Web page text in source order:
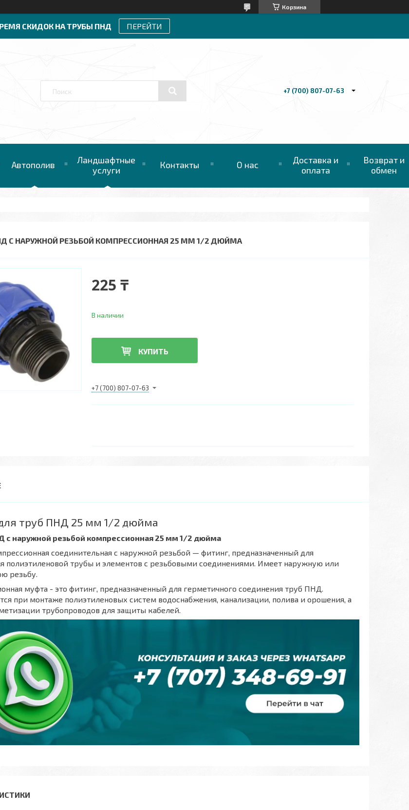
Корзина
СКИДОК НА ТРУБЫ ПНД ПЕРЕЙТИ
+7 (700) 807-07-63
Автополив
Ландшафтные
услуги
Контакты О нас
Доставка и
оплата
Возврат и
обмен
С НАРУЖНОЙ РЕЗЬБОЙ КОМПРЕССИОННАЯ 25 ММ 1/2 ДЮЙМА
225 ₸
В наличии
КУПИТЬ
+7 (700) 807-07-63
труб ПНД 25 мм 1/2 дюйма
с наружной резьбой компрессионная 25 мм 1/2 дюйма
соединительная c наружной резьбой — фитинг, предназначенный для
полиэтиленовой трубы и элементов с резьбовыми соединениями. Имеет наружную или
резьбу.
муфта - это фитинг, предназначенный для герметичного соединения труб ПНД.
при монтаже полиэтиленовых систем водоснабжения, канализации, полива и орошения, а
трубопроводов для защиты кабелей.